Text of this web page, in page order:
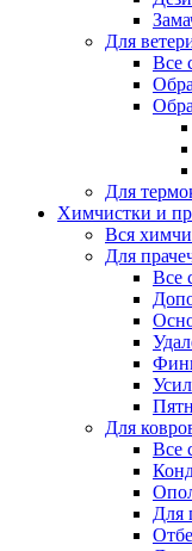
Для
Все
Для
Химчистки и
Вся
Для
Все
Для
Все
Для